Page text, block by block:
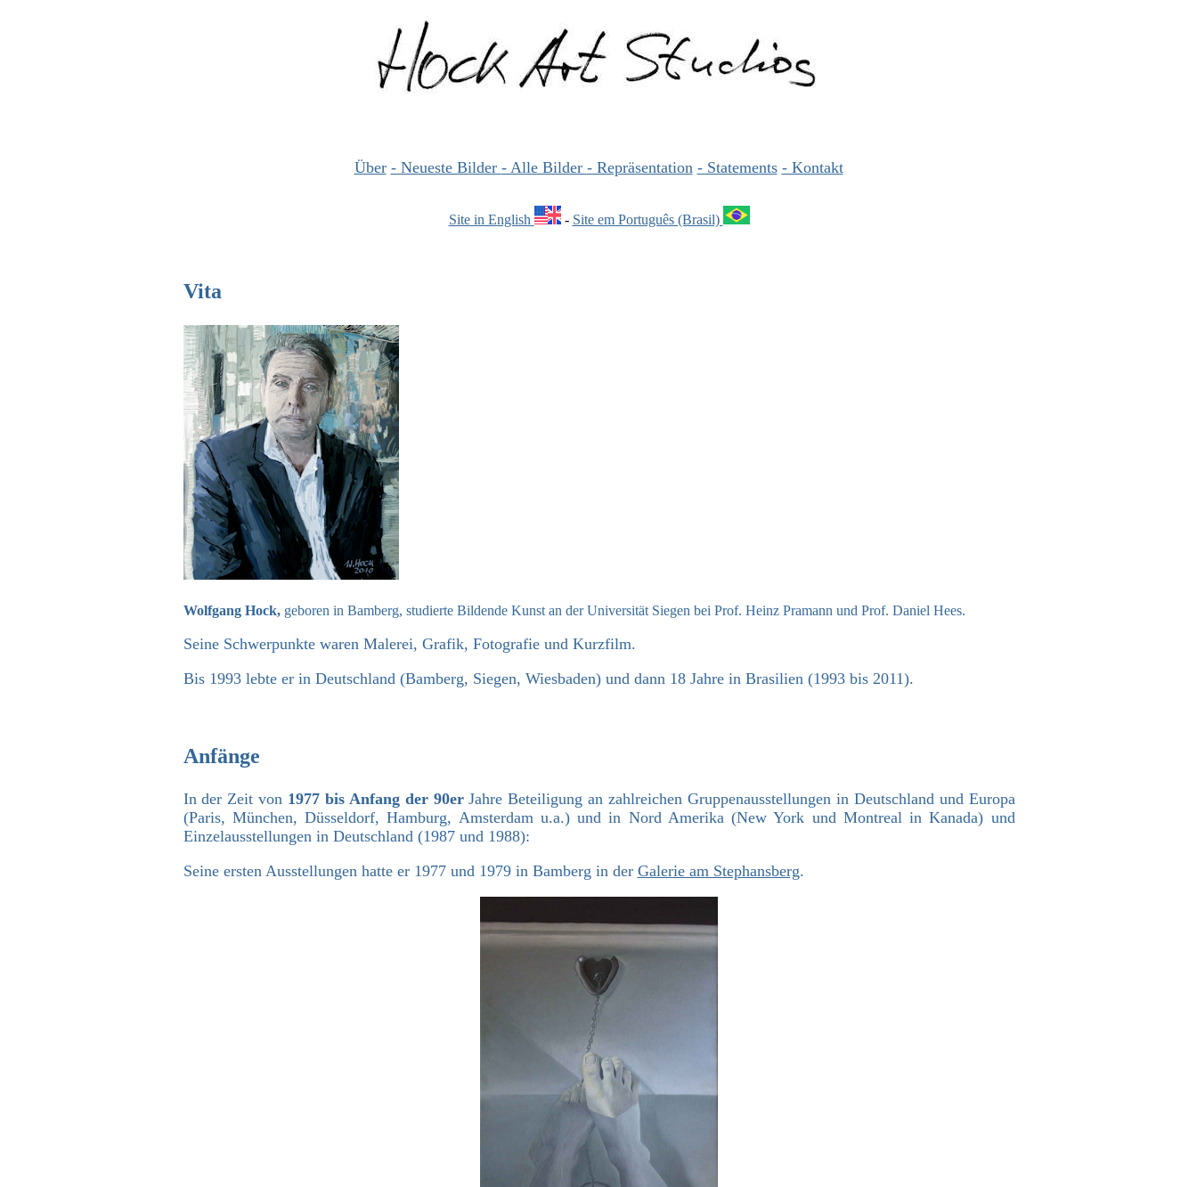
Über - Neueste Bilder - Alle Bilder - Repräsentation - Statements - Kontakt
Site in English - Site em Português (Brasil)
Vita
Wolfgang Hock, geboren in Bamberg, studierte Bildende Kunst an der Universität Siegen bei Prof. Heinz Pramann und Prof. Daniel Hees.
Seine Schwerpunkte waren Malerei, Grafik, Fotografie und Kurzfilm.
Bis 1993 lebte er in Deutschland (Bamberg, Siegen, Wiesbaden) und dann 18 Jahre in Brasilien (1993 bis 2011).
Anfänge
In der Zeit von 1977 bis Anfang der 90erJahre Beteiligung an zahlreichen Gruppenausstellungen in Deutschland und Europa
(Paris, München, Düsseldorf, Hamburg, Amsterdam u.a.) und in Nord Amerika (New York und Montreal in Kanada) und
Einzelausstellungen in Deutschland (1987 und 1988):
Seine ersten Ausstellungen hatte er 1977 und 1979 in Bamberg in der Galerie am Stephansberg.